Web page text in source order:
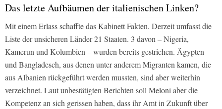
Das letzte Aufbäumen der italienischen Linken?
Mit einem Erlass schaffte das Kabinett Fakten. Derzeit umfasst die
Liste der unsicheren Länder 21 Staaten. 3 davon – Nigeria,
Kamerun und Kolumbien – wurden bereits gestrichen. Ägypten
und Bangladesch, aus denen unter anderem Migranten kamen, die
aus Albanien rückgeführt werden mussten, sind aber weiterhin
verzeichnet. Laut unbestätigten Berichten soll Meloni aber die
Kompetenz an sich gerissen haben, dass ihr Amt in Zukunft über